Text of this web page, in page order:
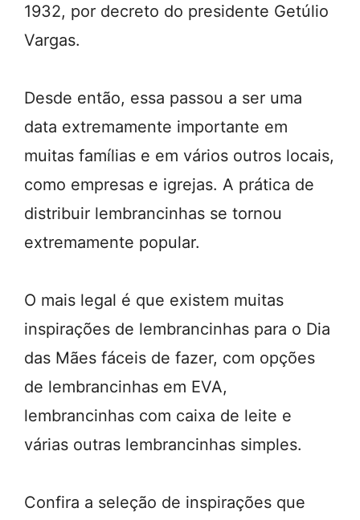
1932, por decreto do presidente Getúlio
Vargas.
Desde então, essa passou a ser uma
data extremamente importante em
muitas famílias e em vários outros locais,
como empresas e igrejas. A prática de
distribuir lembrancinhas se tornou
extremamente popular.
O mais legal é que existem muitas
inspirações de lembrancinhas para o Dia
das Mães fáceis de fazer, com opções
de lembrancinhas em EVA,
lembrancinhas com caixa de leite e
várias outras lembrancinhas simples.
Confira a seleção de inspirações que